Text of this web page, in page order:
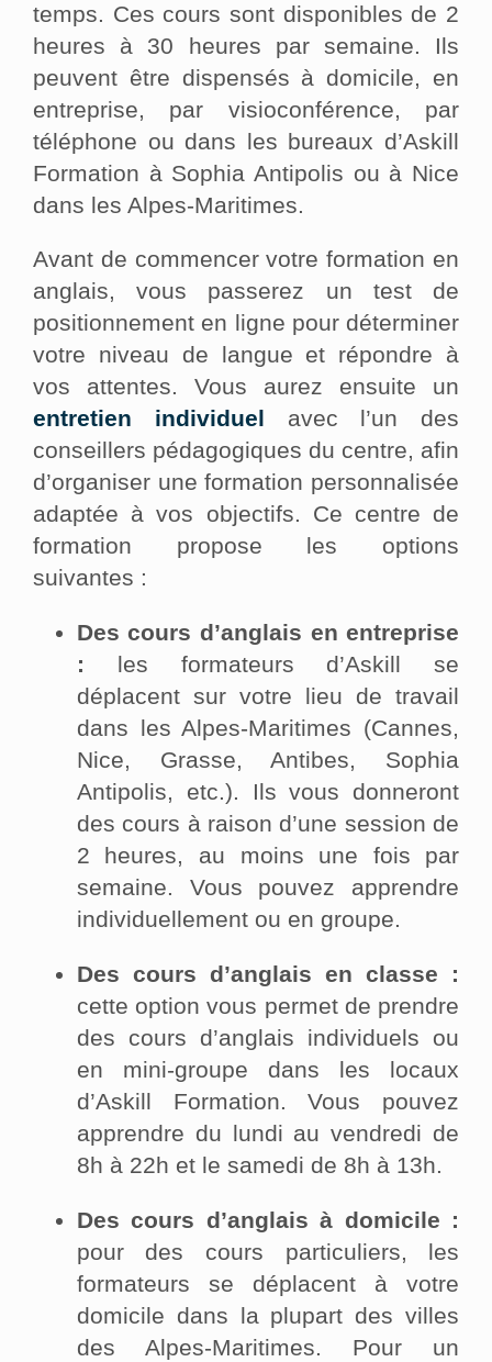
temps. Ces cours sont disponibles de 2
heures à 30 heures par semaine. Ils
peuvent être dispensés à domicile, en
entreprise, par visioconférence, par
téléphone ou dans les bureaux d’Askill
Formation à Sophia Antipolis ou à Nice
dans les Alpes-Maritimes.
Avant de commencer votre formation en
anglais, vous passerez un test de
positionnement en ligne pour déterminer
votre niveau de langue et répondre à
vos attentes. Vous aurez ensuite un
entretien individuel avec l’un des
conseillers pédagogiques du centre, afin
d’organiser une formation personnalisée
adaptée à vos objectifs. Ce centre de
formation propose les options
suivantes :
Des cours d’anglais en entreprise
: les formateurs d’Askill se
déplacent sur votre lieu de travail
dans les Alpes-Maritimes (Cannes,
Nice, Grasse, Antibes, Sophia
Antipolis, etc.). Ils vous donneront
des cours à raison d’une session de
2 heures, au moins une fois par
semaine. Vous pouvez apprendre
individuellement ou en groupe.
Des cours d’anglais en classe :
cette option vous permet de prendre
des cours d’anglais individuels ou
en mini-groupe dans les locaux
d’Askill Formation. Vous pouvez
apprendre du lundi au vendredi de
8h à 22h et le samedi de 8h à 13h.
Des cours d’anglais à domicile :
pour des cours particuliers, les
formateurs se déplacent à votre
domicile dans la plupart des villes
des Alpes-Maritimes. Pour un